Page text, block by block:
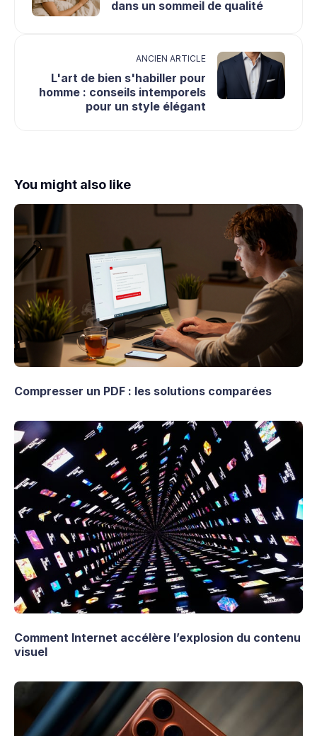
dans un sommeil de qualité
ANCIEN ARTICLE
L'art de bien s'habiller pour
homme : conseils intemporels
pour un style élégant
You might also like
Compresser un PDF : les solutions comparées
Comment Internet accélère l’explosion du contenu
visuel